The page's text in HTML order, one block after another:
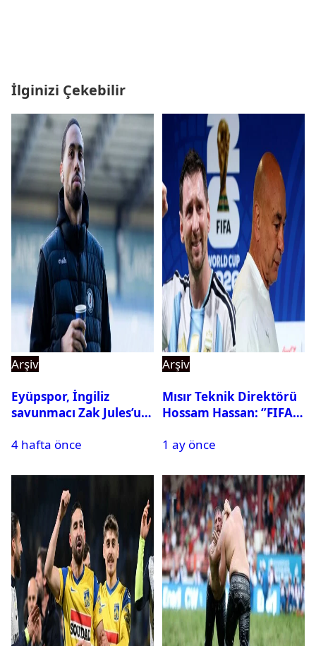
İlginizi Çekebilir
Arşiv
Eyüpspor, İngiliz
savunmacı Zak Jules’u
4 hafta önce
Arşiv
Mısır Teknik Direktörü
Hossam Hassan: ‘’FIFA,
istemiyor’’
1 ay önce